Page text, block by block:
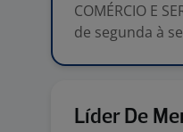
COMÉRCIO E
de segunda à
Líder De